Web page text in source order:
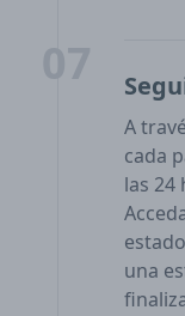
A
cada
las 24
una